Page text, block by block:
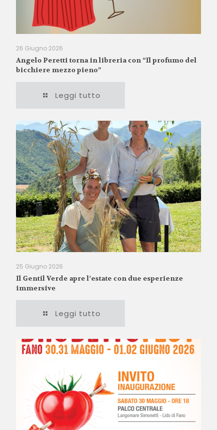
26 Giugno 2026
Angelo Peretti torna in libreria con “Il profumo del
bicchiere mezzo pieno”
Leggi tutto
25 Giugno 2026
Il Gentil Verde apre l’estate con due esperienze
immersive
Leggi tutto